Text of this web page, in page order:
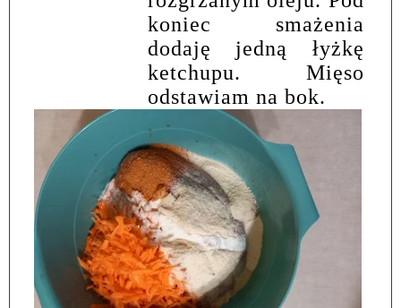
koniec smażenia
dodaję jedną łyżkę
ketchupu. Mięso
odstawiam na bok.